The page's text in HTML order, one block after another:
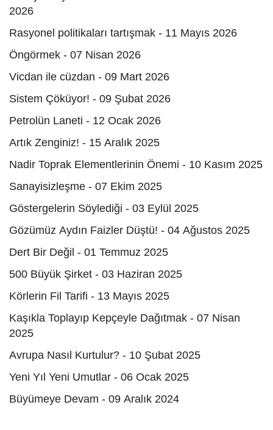
2026
Rasyonel politikaları tartışmak - 11 Mayıs 2026
Öngörmek - 07 Nisan 2026
Vicdan ile cüzdan - 09 Mart 2026
Sistem Çöküyor! - 09 Şubat 2026
Petrolün Laneti - 12 Ocak 2026
Artık Zenginiz! - 15 Aralık 2025
Nadir Toprak Elementlerinin Önemi - 10 Kasım 2025
Sanayisizleşme - 07 Ekim 2025
Göstergelerin Söylediği - 03 Eylül 2025
Gözümüz Aydın Faizler Düştü! - 04 Ağustos 2025
Dert Bir Değil - 01 Temmuz 2025
500 Büyük Şirket - 03 Haziran 2025
Körlerin Fil Tarifi - 13 Mayıs 2025
Kaşıkla Toplayıp Kepçeyle Dağıtmak - 07 Nisan
2025
Avrupa Nasıl Kurtulur? - 10 Şubat 2025
Yeni Yıl Yeni Umutlar - 06 Ocak 2025
Büyümeye Devam - 09 Aralık 2024